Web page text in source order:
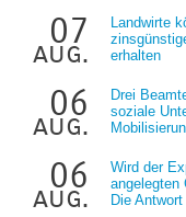
07
aug.
Landwirte
erhalten
06
aug.
Drei
soziale
06
aug.
Wird der
angelegten
Die